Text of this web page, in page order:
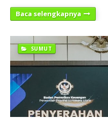
Baca selengkapnya
SUMUT